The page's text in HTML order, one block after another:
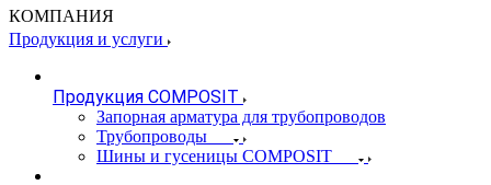
КОМПАНИЯ
Продукция и услуги
Продукция COMPOSIT
Запорная арматура для трубопроводов
Трубопроводы
Шины и гусеницы COMPOSIT